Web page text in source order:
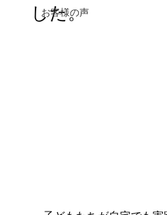
お客様の声
した。